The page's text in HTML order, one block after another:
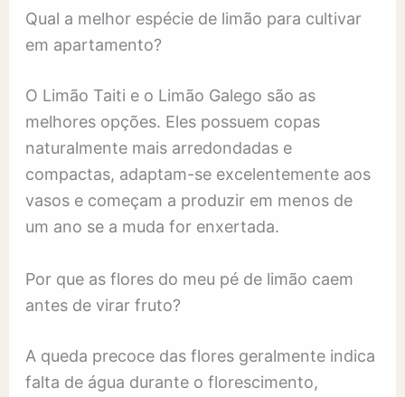
Qual a melhor espécie de limão para cultivar
em apartamento?
O Limão Taiti e o Limão Galego são as
melhores opções. Eles possuem copas
naturalmente mais arredondadas e
compactas, adaptam-se excelentemente aos
vasos e começam a produzir em menos de
um ano se a muda for enxertada.
Por que as flores do meu pé de limão caem
antes de virar fruto?
A queda precoce das flores geralmente indica
falta de água durante o florescimento,